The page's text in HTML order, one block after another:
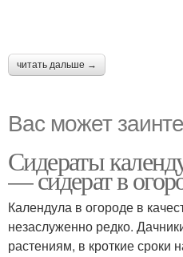
читать дальше →
Вас может
Сидераты
— сидерат в
Календула в огороде в
незаслуженно редко.
растениям, в кроткие